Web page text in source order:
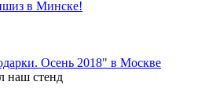
в Минске!
Осень 2018" в Москве
наш стенд